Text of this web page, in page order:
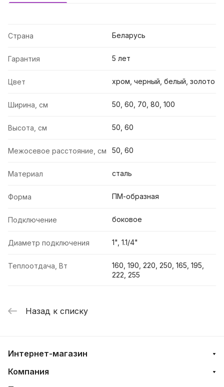
Страна Беларусь
Гарантия 5 лет
Цвет хром, черный, белый, золото
Ширина, см 50, 60, 70, 80, 100
Высота, см 50, 60
Межосевое расстояние, см 50, 60
Материал сталь
Форма ПМ-образная
Подключение боковое
Диаметр подключения 1", 1.1/4"
Теплоотдача, Вт
160, 190, 220, 250, 165, 195,
222, 255
Назад к списку
Интернет-магазин
Компания